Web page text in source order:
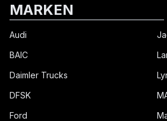
MARKEN
Audi
BAIC
Daimler Trucks
DFSK
Ford